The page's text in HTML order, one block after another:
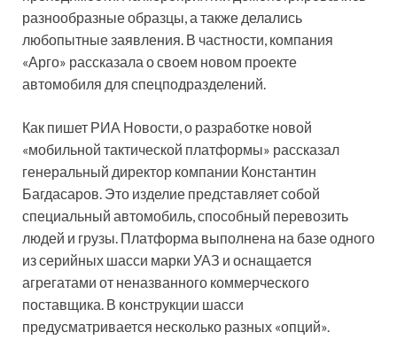
разнообразные образцы, а также делались
любопытные заявления. В частности, компания
«Арго» рассказала о своем новом проекте
автомобиля для спецподразделений.
Как пишет РИА Новости, о разработке новой
«мобильной тактической платформы» рассказал
генеральный директор компании Константин
Багдасаров. Это изделие представляет собой
специальный автомобиль, способный перевозить
людей и грузы. Платформа выполнена на базе одного
из серийных шасси марки УАЗ и оснащается
агрегатами от неназванного коммерческого
поставщика. В конструкции шасси
предусматривается несколько разных «опций».